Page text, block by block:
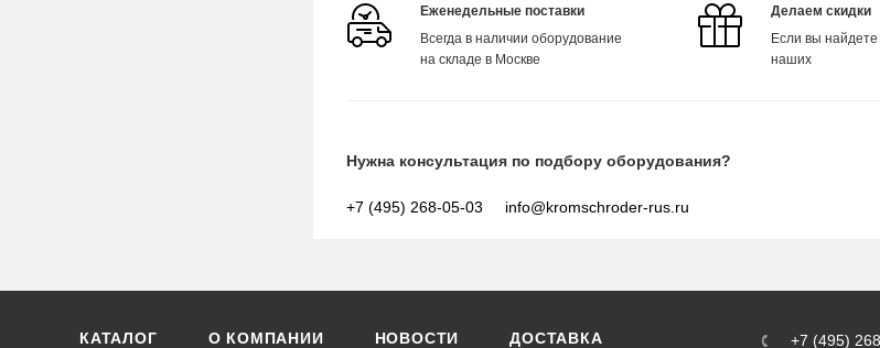
Еженедельные поставки
Всегда в наличии оборудование
на складе в Москве
Делаем скидки
Если вы
наших
Нужна консультация по подбору оборудования?
+7 (495) 268-05-03 info@kromschroder-rus.ru
КАТАЛОГ О КОМПАНИИ НОВОСТИ ДОСТАВКА +7 (495)